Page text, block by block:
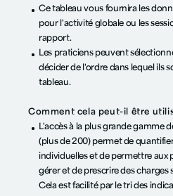
Ce tableau vous fournira les
pour l'activité globale ou les
rapport.
Les praticiens peuvent
décider de l'ordre dans lequel ils
tableau.
Comment cela peut-il être
L'accès à la plus grande gamme
(plus de 200) permet de
individuelles et de permettre aux
gérer et de prescrire des charges
Cela est facilité par le tri des